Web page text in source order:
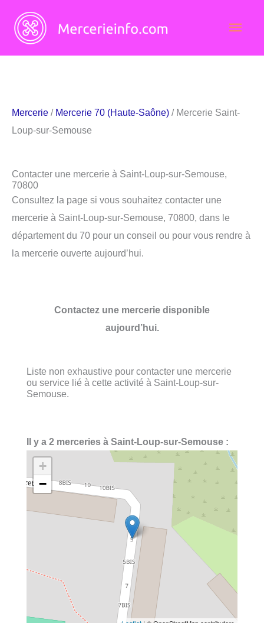
contenu
Mercerie / Mercerie 70 (Haute-Saône) / Mercerie Saint-
Loup-sur-Semouse
Contacter une mercerie à Saint-Loup-sur-Semouse,
70800
Consultez la page si vous souhaitez contacter une
mercerie à Saint-Loup-sur-Semouse, 70800, dans le
département du 70 pour un conseil ou pour vous rendre à
la mercerie ouverte aujourd’hui.
Contactez une mercerie disponible
aujourd’hui.
Liste non exhaustive pour contacter une mercerie
ou service lié à cette activité à Saint-Loup-sur-
Semouse.
Il y a 2 merceries à Saint-Loup-sur-Semouse :
+
−